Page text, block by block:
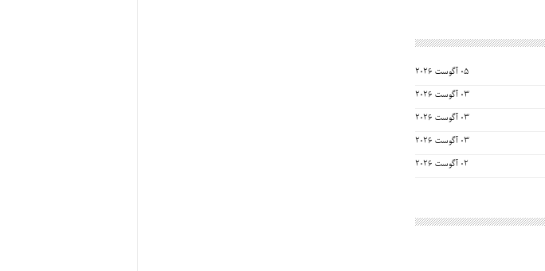
05 آگوست 2026
03 آگوست 2026
03 آگوست 2026
03 آگوست 2026
02 آگوست 2026